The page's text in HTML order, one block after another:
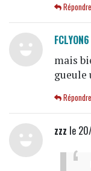
Répondre
FCLYON6
mais
gueule
Répondre
zzz le